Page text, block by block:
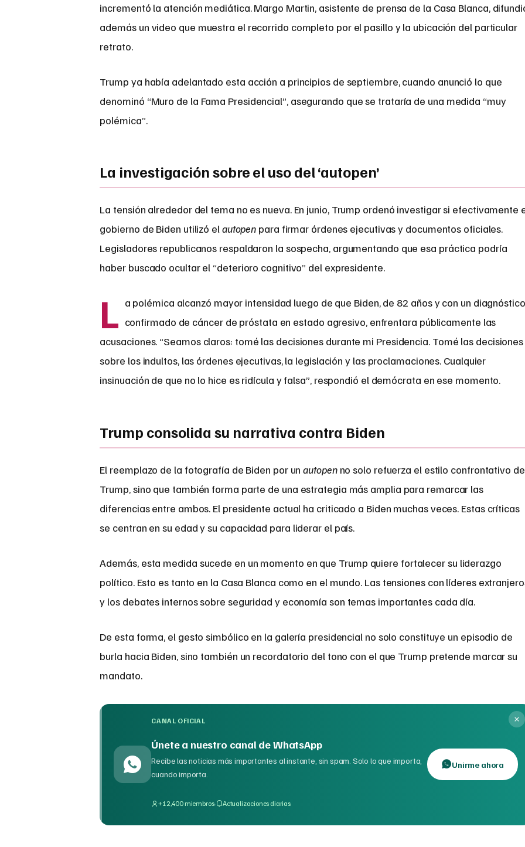
incrementó la atención mediática. Margo Martin, asistente de prensa de la Casa Blanca,
además un video que muestra el recorrido completo por el pasillo y la ubicación del particular
retrato.
Trump ya había adelantado esta acción a principios de septiembre, cuando anunció lo que
denominó “Muro de la Fama Presidencial”, asegurando que se trataría de una medida “muy
polémica”.
La investigación sobre el uso del ‘autopen’
La tensión alrededor del tema no es nueva. En junio, Trump ordenó investigar si efectivamente
gobierno de Biden utilizó el autopen para firmar órdenes ejecutivas y documentos oficiales.
Legisladores republicanos respaldaron la sospecha, argumentando que esa práctica podría
haber buscado ocultar el “deterioro cognitivo” del expresidente.
L a polémica alcanzó mayor intensidad luego de que Biden, de 82 años y con un diagnóstico
confirmado de cáncer de próstata en estado agresivo, enfrentara públicamente las
acusaciones. “Seamos claros: tomé las decisiones durante mi Presidencia. Tomé las decisiones
sobre los indultos, las órdenes ejecutivas, la legislación y las proclamaciones. Cualquier
insinuación de que no lo hice es ridícula y falsa”, respondió el demócrata en ese momento.
Trump consolida su narrativa contra Biden
El reemplazo de la fotografía de Biden por unautopenno solo refuerza el estilo confrontativo de
Trump, sino que también forma parte de una estrategia más amplia para remarcar las
diferencias entre ambos. El presidente actual ha criticado a Biden muchas veces. Estas críticas
se centran en su edad y su capacidad para liderar el país.
Además, esta medida sucede en un momento en que Trump quiere fortalecer su liderazgo
político. Esto es tanto en la Casa Blanca como en el mundo. Las tensiones con líderes
y los debates internos sobre seguridad y economía son temas importantes cada día.
De esta forma, el gesto simbólico en la galería presidencial no solo constituye un episodio de
burla hacia Biden, sino también un recordatorio del tono con el que Trump pretende marcar su
mandato.
CANAL OFICIAL
Únete a nuestro canal de WhatsApp
Recibe las noticias más importantes al instante, sin spam. Solo lo que importa,
cuando importa.
+12,400 miembros· Actualizaciones diarias
Unirme ahora